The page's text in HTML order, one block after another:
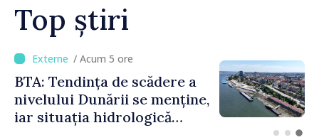
Top știri
/ Acum 2 ore
Energocom a asigurat
necesarul de energie
electrică pentru 8 august.